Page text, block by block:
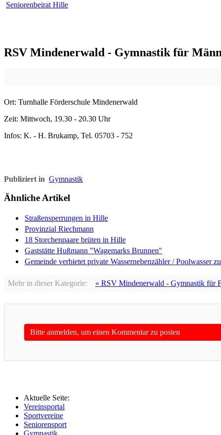
Seniorenbeirat Hille
RSV Mindenerwald - Gymnastik für
Ort: Turnhalle Förderschule Mindenerwald
Zeit: Mittwoch, 19.30 - 20.30 Uhr
Infos: K. - H. Brukamp, Tel. 05703 - 752
Publiziert in Gymnastik
Ähnliche Artikel
Straßensperrungen in Hille
Provinzial Riechmann
18 Storchenpaare brüten in Hille
Gaststätte Hußmann "Wagemarks Brunnen"
Gemeinde verbietet private Wassernebenzähler / Poolwasser
Mehr in dieser Kategorie: « RSV Mindenerwald - Gymnastik für
Bitte anmelden, um einen Kommentar zu posten
Aktuelle Seite:
Vereinsportal
Sportvereine
Seniorensport